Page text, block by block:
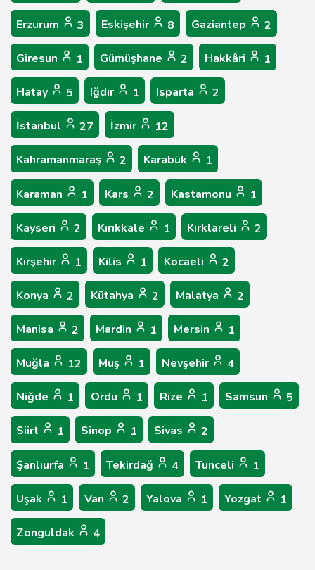
Erzurum 3 Eskişehir 8 Gaziantep 2
Giresun 1 Gümüşhane 2 Hakkâri 1
Hatay 5 Iğdır 1 Isparta 2
İstanbul 27 İzmir 12
Kahramanmaraş 2 Karabük 1
Karaman 1 Kars 2 Kastamonu 1
Kayseri 2 Kırıkkale 1 Kırklareli 2
Kırşehir 1 Kilis 1 Kocaeli 2
Konya 2 Kütahya 2 Malatya 2
Manisa 2 Mardin 1 Mersin 1
Muğla 12 Muş 1 Nevşehir 4
Niğde 1 Ordu 1 Rize 1 Samsun 5
Siirt 1 Sinop 1 Sivas 2
Şanlıurfa 1 Tekirdağ 4 Tunceli 1
Uşak 1 Van 2 Yalova 1 Yozgat 1
Zonguldak 4